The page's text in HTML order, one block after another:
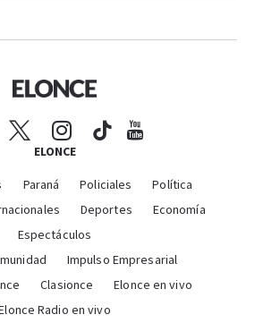
ELONCE
Paraná Policiales
Política
Deportes
Economía
Espectáculos
Impulso Empresarial
Clasionce
Elonce en vivo
Radio en vivo